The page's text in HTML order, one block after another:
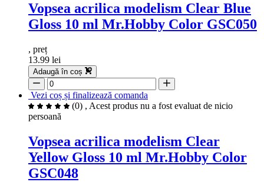
Vopsea acrilica modelism Clear Blue
Gloss 10 ml Mr.Hobby Color GSC050
, preț
13.99 lei
Adaugă în coș
Vezi coș și finalizează comanda
(0) , Acest produs nu a fost evaluat de nicio
persoană
Vopsea acrilica modelism Clear
Yellow Gloss 10 ml Mr.Hobby Color
GSC048